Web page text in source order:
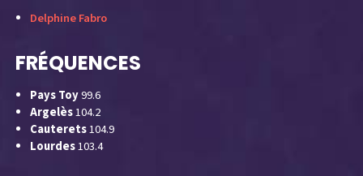
Delphine Fabro
FRÉQUENCES
Pays Toy99.6
Argelès104.2
Cauterets104.9
Lourdes103.4